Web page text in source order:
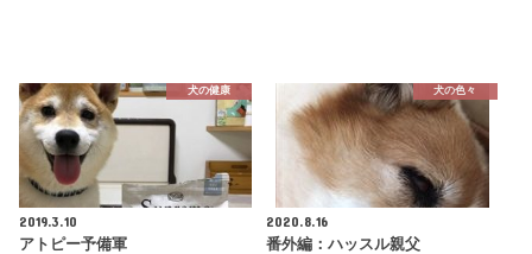
犬の健康
2019.3.10
アトピー予備軍
犬の色々
2020.8.16
番外編：ハッスル親父